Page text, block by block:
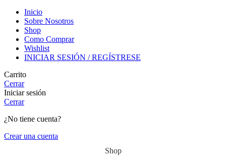
Inicio
Sobre Nosotros
Shop
Como Comprar
Wishlist
INICIAR SESIÓN / REGÍSTRESE
Carrito
Cerrar
Iniciar sesión
Cerrar
¿No tiene cuenta?
Crear una cuenta
Shop